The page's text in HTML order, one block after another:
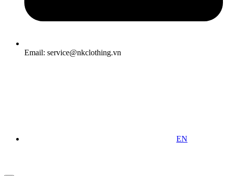
Email: service@nkclothing.vn
EN